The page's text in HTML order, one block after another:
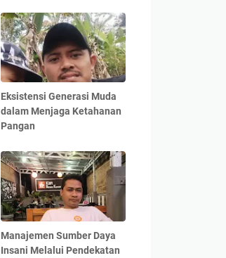
Eksistensi Generasi Muda
dalam Menjaga Ketahanan
Pangan
Manajemen Sumber Daya
Insani Melalui Pendekatan